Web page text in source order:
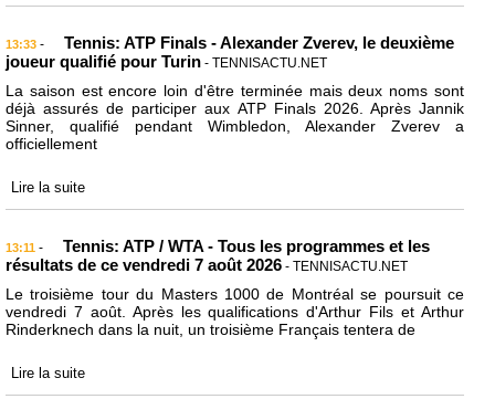
13:33 -
Tennis: ATP Finals - Alexander Zverev, le deuxième
joueur qualifié pour Turin - TENNISACTU.NET
La saison est encore loin d'être terminée mais deux noms sont
déjà assurés de participer aux ATP Finals 2026. Après Jannik
Sinner, qualifié pendant Wimbledon, Alexander Zverev a
officiellement
Lire la suite
13:11 -
Tennis: ATP / WTA - Tous les programmes et les
résultats de ce vendredi 7 août 2026 - TENNISACTU.NET
Le troisième tour du Masters 1000 de Montréal se poursuit ce
vendredi 7 août. Après les qualifications d'Arthur Fils et Arthur
Rinderknech dans la nuit, un troisième Français tentera de
Lire la suite